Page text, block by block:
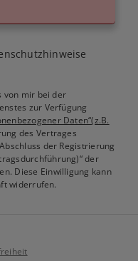
von mir bei der
zur Verfügung
Daten“(z.B.
des Vertrages
der Registrierung
der
Diese Einwilligung kann
widerrufen.